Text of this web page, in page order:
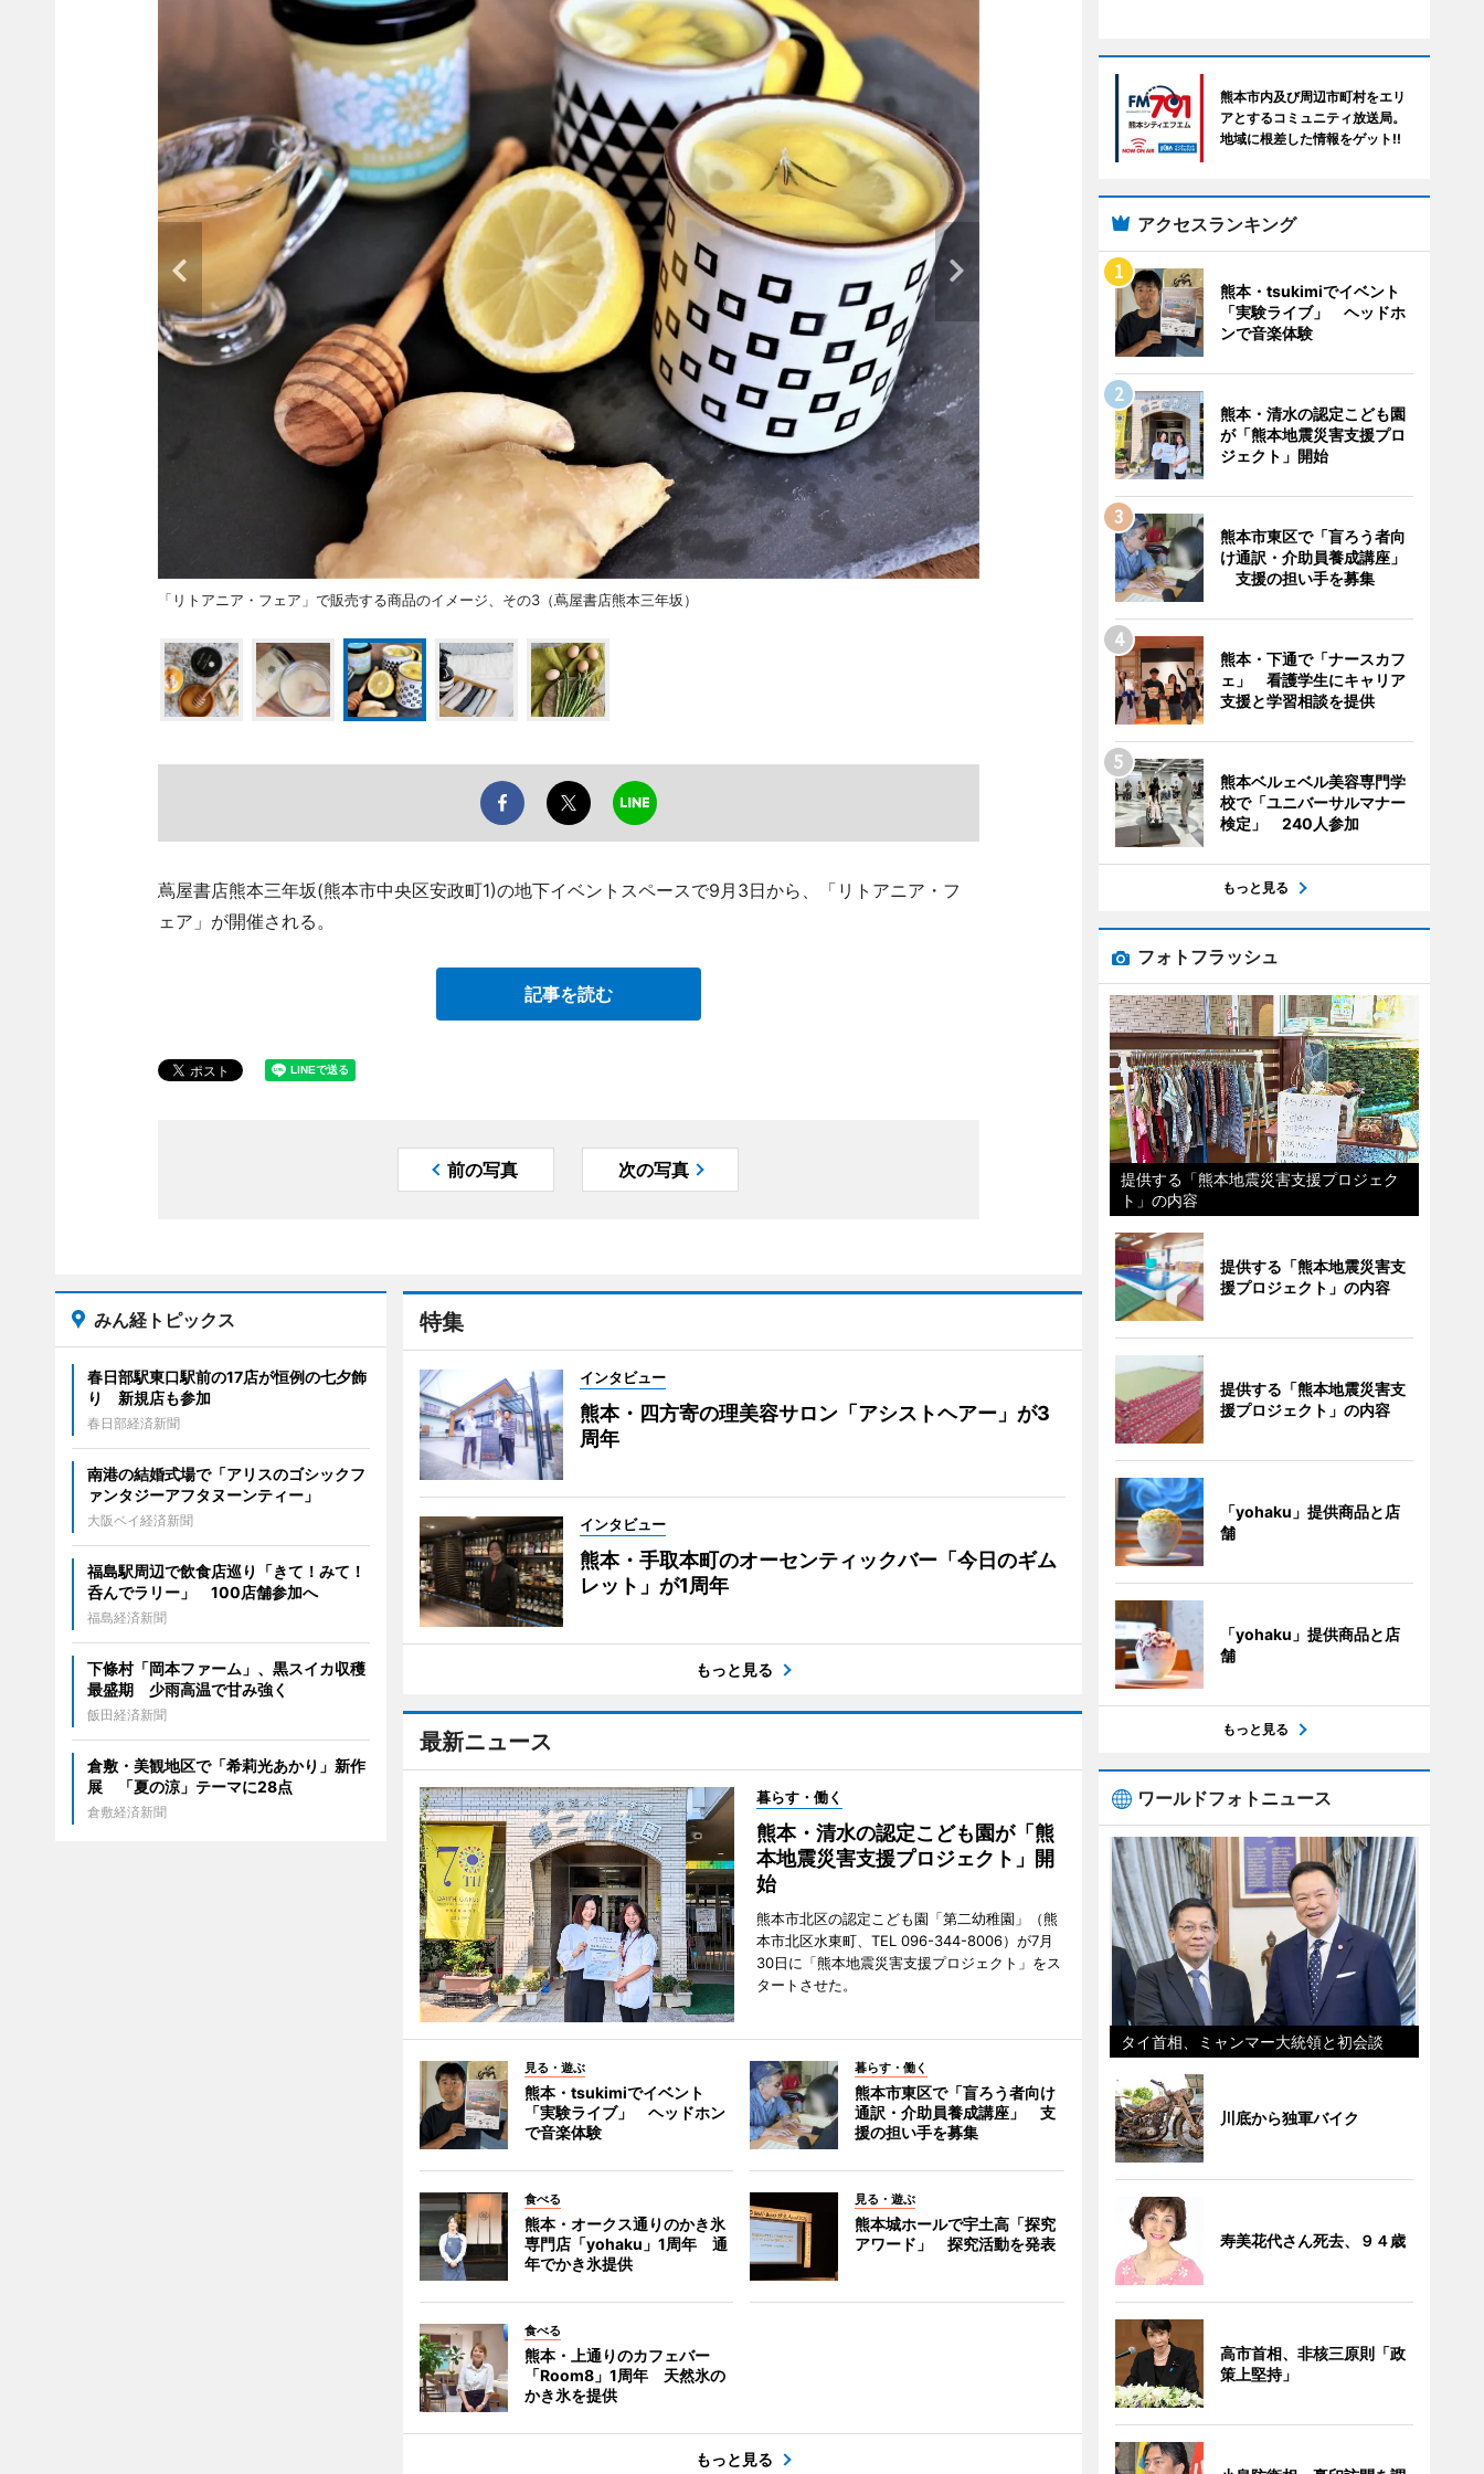
「リトアニア・フェア」で販売する商品のイメージ、その3（蔦屋書店熊本三年坂）
蔦屋書店熊本三年坂(熊本市中央区安政町1)の地下イベントスペースで9月3日から、「リトアニア・フ
ェア」が開催される。
記事を読む
前の写真 次の写真
特集
インタビュー
熊本・四方寄の理美容サロン「アシストヘアー」が3
周年
インタビュー
熊本・手取本町のオーセンティックバー「今日のギム
レット」が1周年
もっと見る
最新ニュース
暮らす・働く
熊本・清水の認定こども園が「熊
本地震災害支援プロジェクト」開
始
熊本市北区の認定こども園「第二幼稚園」（熊
本市北区水東町、TEL 096-344-8006）が7月
30日に「熊本地震災害支援プロジェクト」をス
タートさせた。
見る・遊ぶ
熊本・tsukimiでイベント
「実験ライブ」 ヘッドホン
で音楽体験
暮らす・働く
熊本市東区で「盲ろう者向け
通訳・介助員養成講座」 支
援の担い手を募集
食べる
熊本・オークス通りのかき氷
専門店「yohaku」1周年 通
年でかき氷提供
見る・遊ぶ
熊本城ホールで宇土高「探究
アワード」 探究活動を発表
食べる
熊本・上通りのカフェバー
「Room8」1周年 天然氷の
かき氷を提供
もっと見る
みん経トピックス
春日部駅東口駅前の17店が恒例の七夕飾
り 新規店も参加
春日部経済新聞
南港の結婚式場で「アリスのゴシックフ
ァンタジーアフタヌーンティー」
大阪ベイ経済新聞
福島駅周辺で飲食店巡り「きて！みて！
呑んでラリー」 100店舗参加へ
福島経済新聞
下條村「岡本ファーム」、黒スイカ収穫
最盛期 少雨高温で甘み強く
飯田経済新聞
倉敷・美観地区で「希莉光あかり」新作
展 「夏の涼」テーマに28点
倉敷経済新聞
熊本市内及び周辺市町村をエリ
アとするコミュニティ放送局。
地域に根差した情報をゲット!!
アクセスランキング
熊本・tsukimiでイベント
「実験ライブ」 ヘッドホ
ンで音楽体験
熊本・清水の認定こども園
が「熊本地震災害支援プロ
ジェクト」開始
熊本市東区で「盲ろう者向
け通訳・介助員養成講座」
支援の担い手を募集
熊本・下通で「ナースカフ
ェ」 看護学生にキャリア
支援と学習相談を提供
熊本ベルェベル美容専門学
校で「ユニバーサルマナー
検定」 240人参加
もっと見る
フォトフラッシュ
提供する「熊本地震災害支援プロジェク
ト」の内容
提供する「熊本地震災害支
援プロジェクト」の内容
提供する「熊本地震災害支
援プロジェクト」の内容
「yohaku」提供商品と店
舗
「yohaku」提供商品と店
舗
もっと見る
ワールドフォトニュース
タイ首相、ミャンマー大統領と初会談
川底から独軍バイク
寿美花代さん死去、９４歳
高市首相、非核三原則「政
策上堅持」